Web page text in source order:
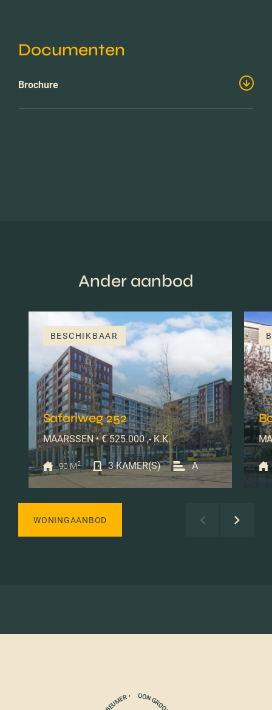
Documenten
Brochure
Ander aanbod
BESCHIKBAAR
Safariweg 252
MAARSSEN • € 525.000 ,- K.K.
90 M2 3 KAMER(S) A
WONINGAANBOD